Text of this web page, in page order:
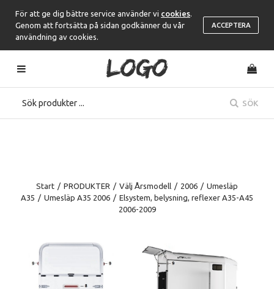
För att ge dig bättre service använder vi cookies
Genom att fortsätta på sidan godkänner du vår
användning av cookies.
ACCEPTERA
SÖK
Start / PRODUKTER / Välj Årsmodell / 2006 / Umesläp
A35 / Umesläp A35 2006 / Elsystem, belysning, reflexer A35-A45
2006-2009